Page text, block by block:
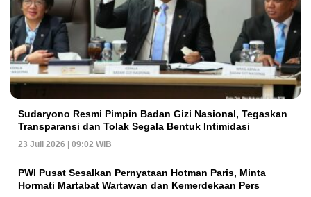
Sudaryono Resmi Pimpin Badan Gizi Nasional, Tegaskan
Transparansi dan Tolak Segala Bentuk Intimidasi
23 Juli 2026 | 09:02 WIB
PWI Pusat Sesalkan Pernyataan Hotman Paris, Minta
Hormati Martabat Wartawan dan Kemerdekaan Pers